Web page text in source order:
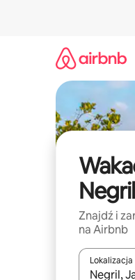
Negril
Znajdź i
na Airbnb
Lokalizacja
Gdy